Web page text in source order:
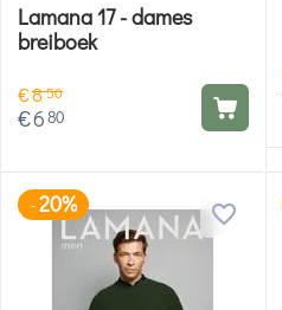
Lamana 17 - dames
breiboek
€850
€680
-20%